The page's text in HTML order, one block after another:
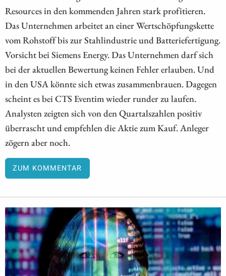
Resources in den kommenden Jahren stark profitieren.
Das Unternehmen arbeitet an einer Wertschöpfungskette
vom Rohstoff bis zur Stahlindustrie und Batteriefertigung.
Vorsicht bei Siemens Energy. Das Unternehmen darf sich
bei der aktuellen Bewertung keinen Fehler erlauben. Und
in den USA könnte sich etwas zusammenbrauen. Dagegen
scheint es bei CTS Eventim wieder runder zu laufen.
Analysten zeigten sich von den Quartalszahlen positiv
überrascht und empfehlen die Aktie zum Kauf. Anleger
zögern aber noch.
ZUM KOMMENTAR